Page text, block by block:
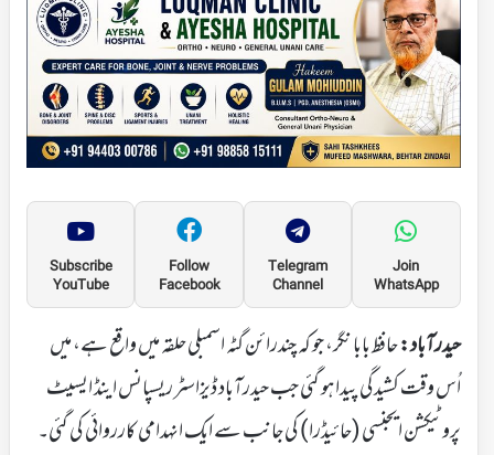
Join
WhatsApp
Telegram
Channel
Follow
Facebook
Subscribe
YouTube
حیدرآباد:حافظ بابا نگر، جو کہ چندرائن گٹہ اسمبلی حلقہ میں واقع ہے، میں
اُس وقت کشیدگی پیدا ہو گئی جب حیدرآباد ڈیزاسٹر ریسپانس اینڈ ایسیٹ
پروٹیکشن ایجنسی (حائیڈرا) کی جانب سے ایک انہدامی کارروائی کی گئی۔